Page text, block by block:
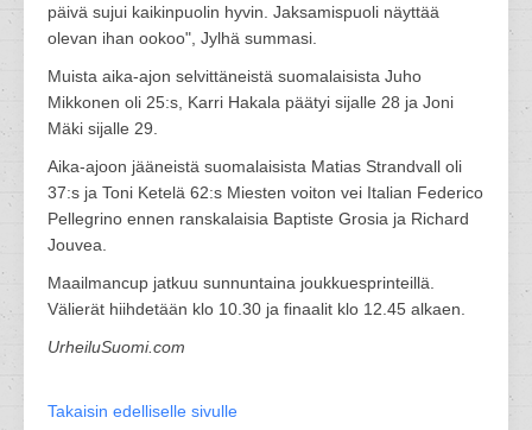
päivä sujui kaikinpuolin hyvin. Jaksamispuoli näyttää
olevan ihan ookoo", Jylhä summasi.
Muista aika-ajon selvittäneistä suomalaisista Juho
Mikkonen oli 25:s, Karri Hakala päätyi sijalle 28 ja Joni
Mäki sijalle 29.
Aika-ajoon jääneistä suomalaisista Matias Strandvall oli
37:s ja Toni Ketelä 62:s Miesten voiton vei Italian Federico
Pellegrino ennen ranskalaisia Baptiste Grosia ja Richard
Jouvea.
Maailmancup jatkuu sunnuntaina joukkuesprinteillä.
Välierät hiihdetään klo 10.30 ja finaalit klo 12.45 alkaen.
UrheiluSuomi.com
Takaisin edelliselle sivulle